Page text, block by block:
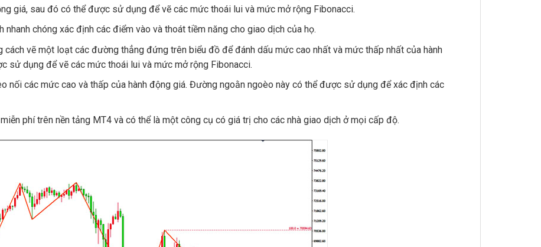
giá, sau đó có thể được sử dụng để vẽ các mức thoái lui và mức mở rộng Fibonacci.
nhanh chóng xác định các điểm vào và thoát tiềm năng cho giao dịch của họ.
vẽ một loạt các đường thẳng đứng trên biểu đồ để đánh dấu mức cao nhất và mức thấp nhất của hành
sử dụng để vẽ các mức thoái lui và mức mở rộng Fibonacci.
nối các mức cao và thấp của hành động giá. Đường ngoằn ngoèo này có thể được sử dụng để xác định các
phí trên nền tảng MT4 và có thể là một công cụ có giá trị cho các nhà giao dịch ở mọi cấp độ.